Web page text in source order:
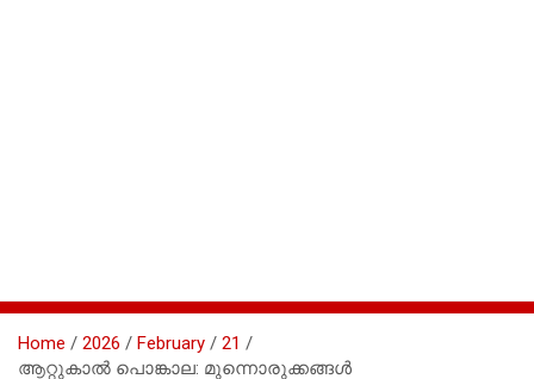
Home 2026 February
21
ആറ്റുകാൽ പൊങ്കാല: മുന്നൊരുക്കങ്ങൾ